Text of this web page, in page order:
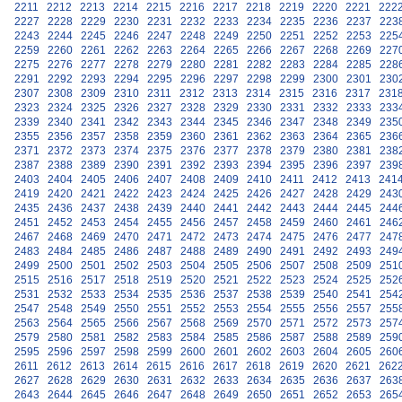
2211
2212 2213 2214 2215 2216 2217 2218 2219 2220 2221
2227
2228 2229 2230 2231 2232 2233 2234 2235 2236 2237
2243
2244 2245 2246 2247 2248 2249 2250 2251 2252 2253
2259
2260 2261 2262 2263 2264 2265 2266 2267 2268 2269
2275
2276 2277 2278 2279 2280 2281 2282 2283 2284 2285
2291
2292 2293 2294 2295 2296 2297 2298 2299 2300 2301
2307
2308 2309 2310 2311 2312 2313 2314 2315 2316 2317
2323
2324 2325 2326 2327 2328 2329 2330 2331 2332 2333
2339
2340 2341 2342 2343 2344 2345 2346 2347 2348 2349
2355
2356 2357 2358 2359 2360 2361 2362 2363 2364 2365
2371
2372 2373 2374 2375 2376 2377 2378 2379 2380 2381
2387
2388 2389 2390 2391 2392 2393 2394 2395 2396 2397
2403
2404 2405 2406 2407 2408 2409 2410 2411 2412 2413
2419
2420 2421 2422 2423 2424 2425 2426 2427 2428 2429
2435
2436 2437 2438 2439 2440 2441 2442 2443 2444 2445
2451
2452 2453 2454 2455 2456 2457 2458 2459 2460 2461
2467
2468 2469 2470 2471 2472 2473 2474 2475 2476 2477
2483
2484 2485 2486 2487 2488 2489 2490 2491 2492 2493
2499
2500 2501 2502 2503 2504 2505 2506 2507 2508 2509
2515
2516 2517 2518 2519 2520 2521 2522 2523 2524 2525
2531
2532 2533 2534 2535 2536 2537 2538 2539 2540 2541
2547
2548 2549 2550 2551 2552 2553 2554 2555 2556 2557
2563
2564 2565 2566 2567 2568 2569 2570 2571 2572 2573
2579
2580 2581 2582 2583 2584 2585 2586 2587 2588 2589
2595
2596 2597 2598 2599 2600 2601 2602 2603 2604 2605
2611
2612 2613 2614 2615 2616 2617 2618 2619 2620 2621
2627
2628 2629 2630 2631 2632 2633 2634 2635 2636 2637
2643
2644 2645 2646 2647 2648 2649 2650 2651 2652 2653